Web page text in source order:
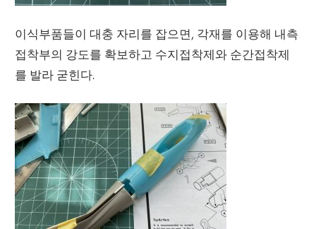
이식부품들이 대충 자리를 잡으면, 각재를 이용해 내측
접착부의 강도를 확보하고 수지접착제와 순간접착제
를 발라 굳힌다.